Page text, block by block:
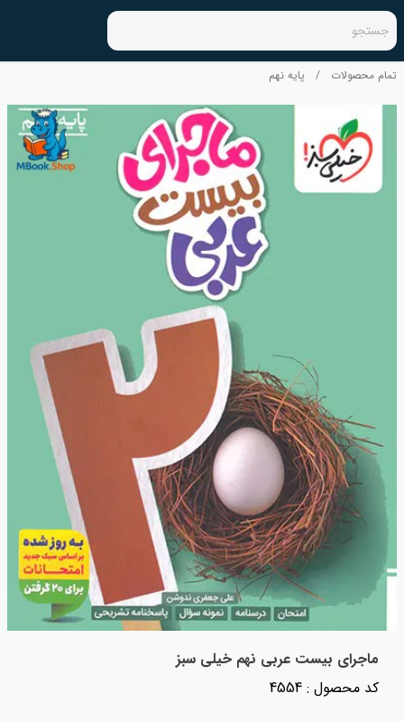
جستجو
تمام محصولات / پایه نهم
ماجرای بیست عربی نهم خیلی سبز
کد محصول : 4554